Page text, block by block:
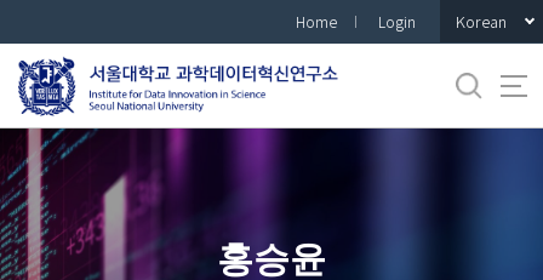
로
메
뉴
Home Login Korean
홍승윤